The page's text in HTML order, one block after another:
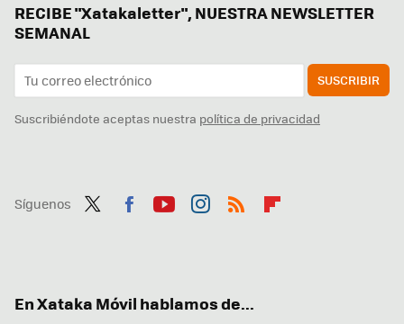
RECIBE "Xatakaletter", NUESTRA NEWSLETTER
SEMANAL
SUSCRIBIR
Suscribiéndote aceptas nuestra política de privacidad
Síguenos
En Xataka Móvil hablamos de...